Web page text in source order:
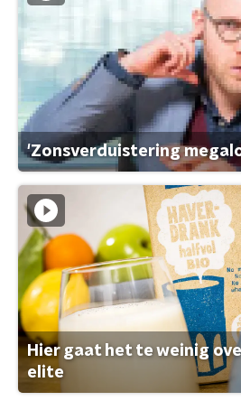
'Zonsverduistering
Hier gaat het te weinig
elite